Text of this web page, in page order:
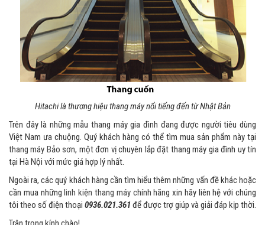
Hitachi là thương hiệu thang máy nổi tiếng đến từ Nhật Bản
Trên đây là những mẫu thang máy gia đình đang được người tiêu dùng
Việt Nam ưa chuộng. Quý khách hàng có thể tìm mua sản phẩm này tại
thang máy Bảo sơn, một đơn vị chuyên lắp đặt thang máy gia đình uy tín
tại Hà Nội với mức giá hợp lý nhất.
Ngoài ra, các quý khách hàng cần tìm hiểu thêm những vấn đề khác hoặc
cần mua nhữnglinh kiện thang máy chính hãng xin hãy liên hệ với chúng
tôi theo số điện thoại 0936.021.361 để được trợ giúp và giải đáp kịp thời.